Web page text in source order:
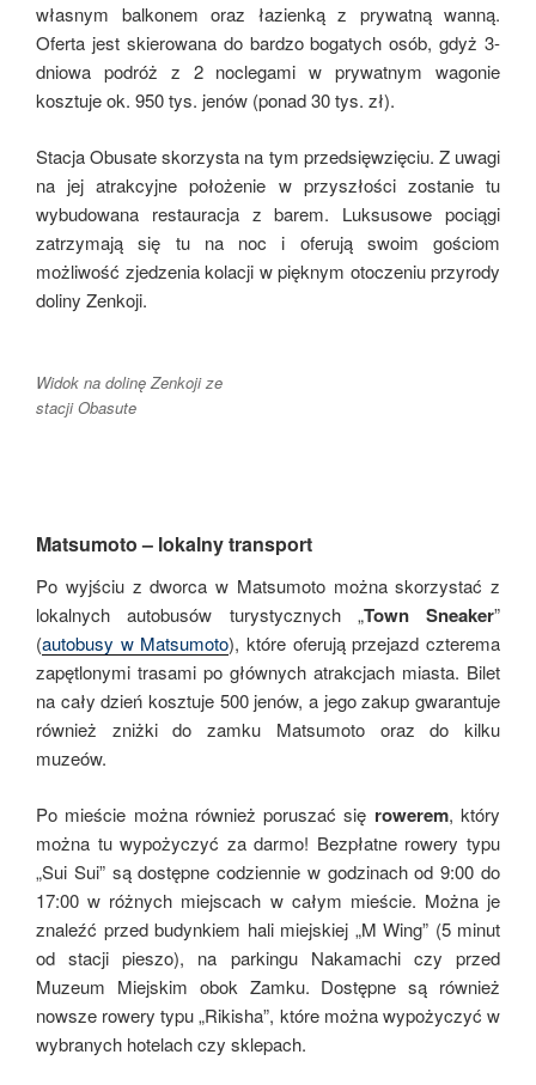
własnym balkonem oraz łazienką z prywatną wanną.
Oferta jest skierowana do bardzo bogatych osób, gdyż 3-
dniowa podróż z 2 noclegami w prywatnym wagonie
kosztuje ok. 950 tys. jenów (ponad 30 tys. zł).
Stacja Obusate skorzysta na tym przedsięwzięciu. Z uwagi
na jej atrakcyjne położenie w przyszłości zostanie tu
wybudowana restauracja z barem. Luksusowe pociągi
zatrzymają się tu na noc i oferują swoim gościom
możliwość zjedzenia kolacji w pięknym otoczeniu przyrody
doliny Zenkoji.
Widok na dolinę Zenkoji ze
stacji Obasute
Matsumoto – lokalny transport
Po wyjściu z dworca w Matsumoto można skorzystać z
lokalnych autobusów turystycznych „Town Sneaker”
(autobusy w Matsumoto), które oferują przejazd czterema
zapętlonymi trasami po głównych atrakcjach miasta. Bilet
na cały dzień kosztuje 500 jenów, a jego zakup gwarantuje
również zniżki do zamku Matsumoto oraz do kilku
muzeów.
Po mieście można również poruszać się rowerem, który
można tu wypożyczyć za darmo! Bezpłatne rowery typu
„Sui Sui” są dostępne codziennie w godzinach od 9:00 do
17:00 w różnych miejscach w całym mieście. Można je
znaleźć przed budynkiem hali miejskiej „M Wing” (5 minut
od stacji pieszo), na parkingu Nakamachi czy przed
Muzeum Miejskim obok Zamku. Dostępne są również
nowsze rowery typu „Rikisha”, które można wypożyczyć w
wybranych hotelach czy sklepach.